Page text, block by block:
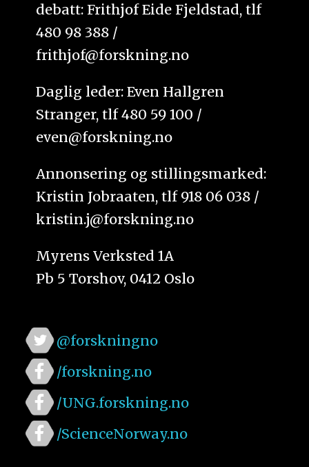
debatt: Frithjof Eide Fjeldstad, tlf
480 98 388 /
frithjof@forskning.no
Daglig leder: Even Hallgren
Stranger, tlf 480 59 100 /
even@forskning.no
Annonsering og stillingsmarked:
Kristin Jobraaten, tlf 918 06 038 /
kristin.j@forskning.no
Myrens Verksted 1A
Pb 5 Torshov, 0412 Oslo
@forskningno
/forskning.no
/UNG.forskning.no
/ScienceNorway.no